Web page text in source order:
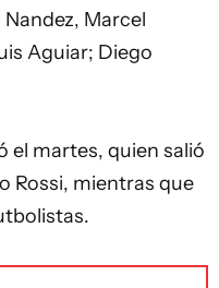
Marcel
Aguiar; Diego
el martes, quien salió
Rossi, mientras que